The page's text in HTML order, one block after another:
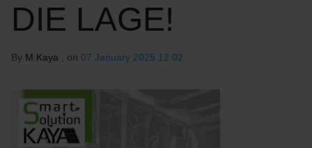
DIE LAGE!
By M.Kaya , on 07 January 2025 12:02